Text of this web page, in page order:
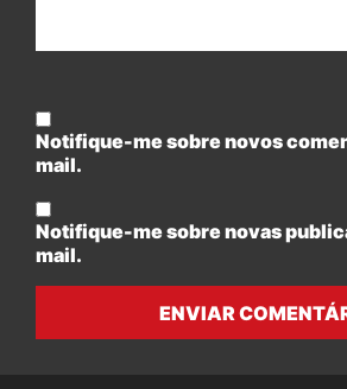
Notifique-me sobre novos
mail.
Notifique-me sobre novas
mail.
ENVIAR